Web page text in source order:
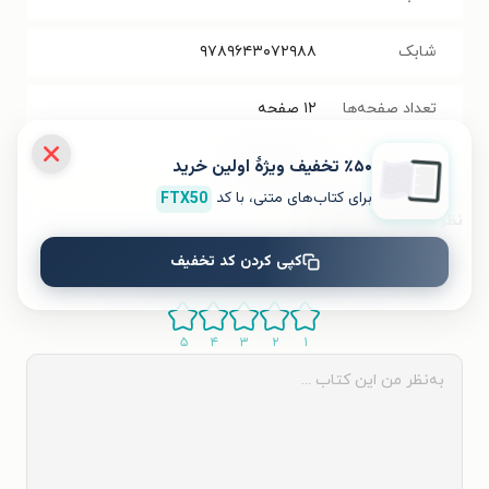
شابک ۹۷۸۹۶۴۳۰۷۲۹۸۸
تعداد صفحه‌ها ۱۲ صفحه
قیمت کتاب ۶۷۰۰۰ تومان
نظر شما دربارهٔ این کتاب
به این کتاب چه امتیازی می‌دهید؟
۱ ۲ ۳ ۴ ۵
٪۵۰ تخفیف ویژۀ اولین خرید
برای کتاب‌های متنی، با کد FTX50
کپی کردن کد تخفیف